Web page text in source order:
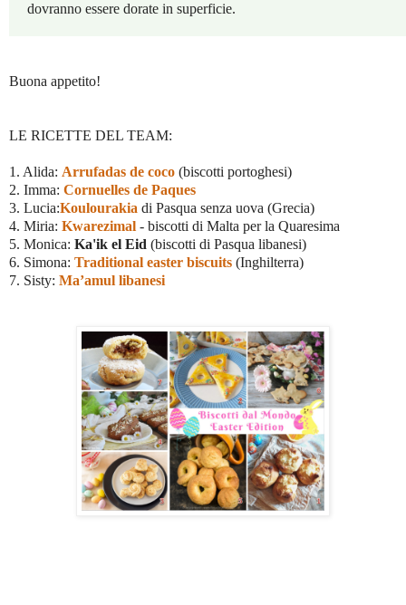
dovranno essere dorate in superficie.
Buona appetito!
LE RICETTE DEL TEAM:
1. Alida: Arrufadas de coco (biscotti portoghesi)
2. Imma: Cornuelles de Paques
3. Lucia:Koulourakia di Pasqua senza uova (Grecia)
4. Miria: Kwarezimal - biscotti di Malta per la Quaresima
5. Monica: Ka'ik el Eid (biscotti di Pasqua libanesi)
6. Simona: Traditional easter biscuits (Inghilterra)
7. Sisty: Ma’amul libanesi